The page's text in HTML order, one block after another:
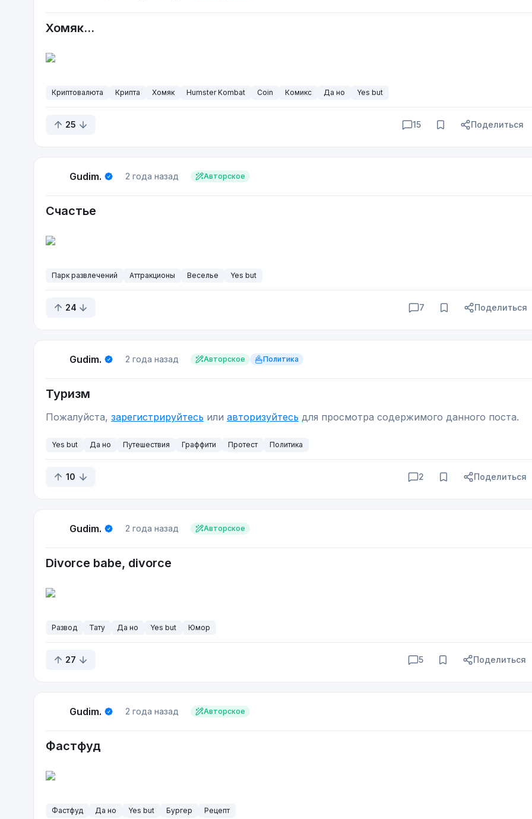
Хомяк...
Криптовалюта Крипта Хомяк Humster Kombat Coin Комикс Да но Yes but
25 15 Поделиться
Gudim. 2 года назад Авторское
Счастье
Парк развлечений Аттракционы Веселье Yes but
24 7 Поделиться
Gudim. 2 года назад Авторское Политика
Туризм
Пожалуйста, зарегистрируйтесь или авторизуйтесь для просмотра содержимого данного поста.
Yes but Да но Путешествия Граффити Протест Политика
10 2 Поделиться
Gudim. 2 года назад Авторское
Divorce babe, divorce
Развод Тату Да но Yes but Юмор
27 5 Поделиться
Gudim. 2 года назад Авторское
Фастфуд
Фастфуд Да но Yes but Бургер Рецепт